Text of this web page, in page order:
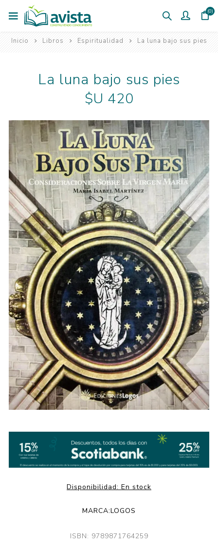
(0)
Inicio Libros Espiritualidad La luna bajo sus pies
La luna bajo sus pies
$U 420
Disponibilidad: En stock
MARCA:LOGOS
ISBN: 9789871764259